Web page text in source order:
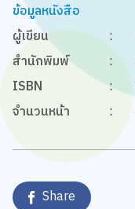
ข้อมูลหนังสือ
ผู้เขียน
:
สำนักพิมพ์
:
ISBN
:
จำนวนหน้า
:
Share